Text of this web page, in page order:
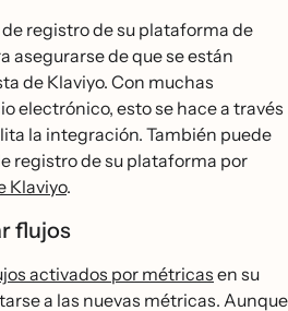
registro de su plataforma de
asegurarse de que se están
de Klaviyo. Con muchas
electrónico, esto se hace a través
la integración. También puede
registro de su plataforma por
Klaviyo.
flujos
activados por métricas en su
a las nuevas métricas. Aunque